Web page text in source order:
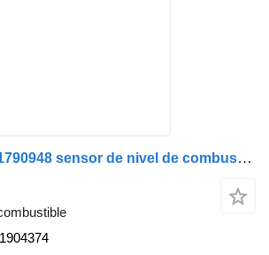
Scania R-Series 1790948 sensor de nivel de combustible para Scania camión